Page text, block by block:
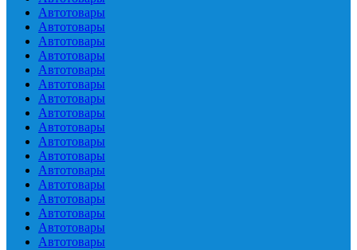
Автотовары
Автотовары
Автотовары
Автотовары
Автотовары
Автотовары
Автотовары
Автотовары
Автотовары
Автотовары
Автотовары
Автотовары
Автотовары
Автотовары
Автотовары
Автотовары
Автотовары